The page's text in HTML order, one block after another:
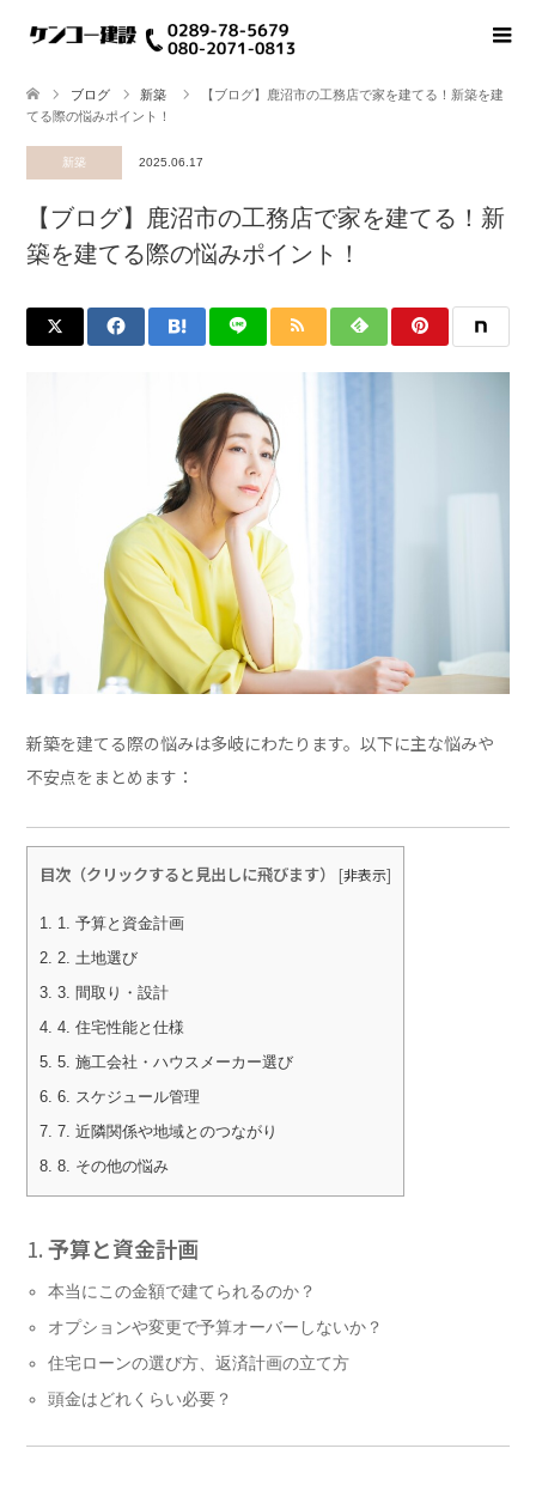
ブログ 新築
【ブログ】鹿沼市の工務店で家を建てる！新築を建
てる際の悩みポイント！
新築 2025.06.17
【ブログ】鹿沼市の工務店で家を建てる！新
築を建てる際の悩みポイント！
新築を建てる際の悩みは多岐にわたります。以下に主な悩みや
不安点をまとめます：
目次（クリックすると見出しに飛びます） [非表示]
1. 1. 予算と資金計画
2. 2. 土地選び
3. 3. 間取り・設計
4. 4. 住宅性能と仕様
5. 5. 施工会社・ハウスメーカー選び
6. 6. スケジュール管理
7. 7. 近隣関係や地域とのつながり
8. 8. その他の悩み
1.予算と資金計画
本当にこの金額で建てられるのか？
オプションや変更で予算オーバーしないか？
住宅ローンの選び方、返済計画の立て方
頭金はどれくらい必要？